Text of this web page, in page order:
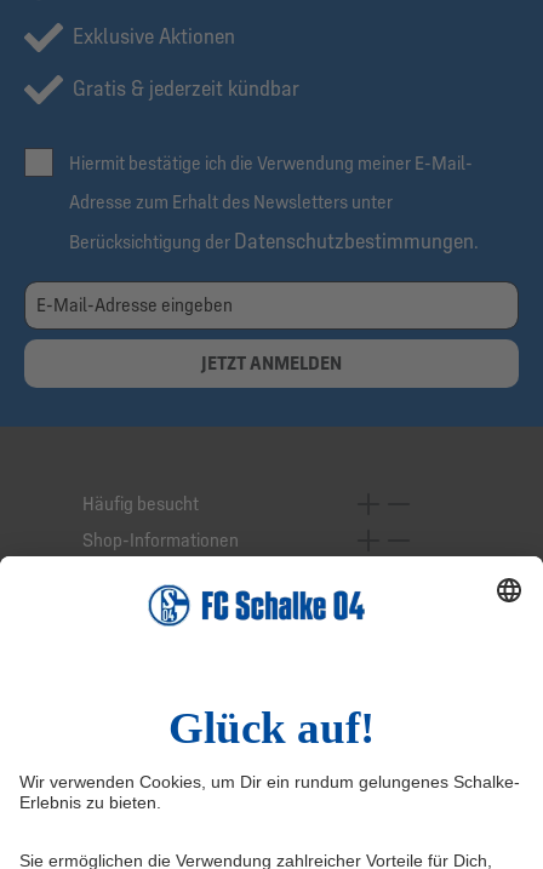
Exklusive Aktionen
Gratis & jederzeit kündbar
Hiermit bestätige ich die Verwendung meiner E-Mail-
Adresse zum Erhalt des Newsletters unter
Berücksichtigung der Datenschutzbestimmungen.
JETZT ANMELDEN
Häufig besucht
Shop-Informationen
Service-Hotline
Widerruf Vertrag widerrufen
AGB